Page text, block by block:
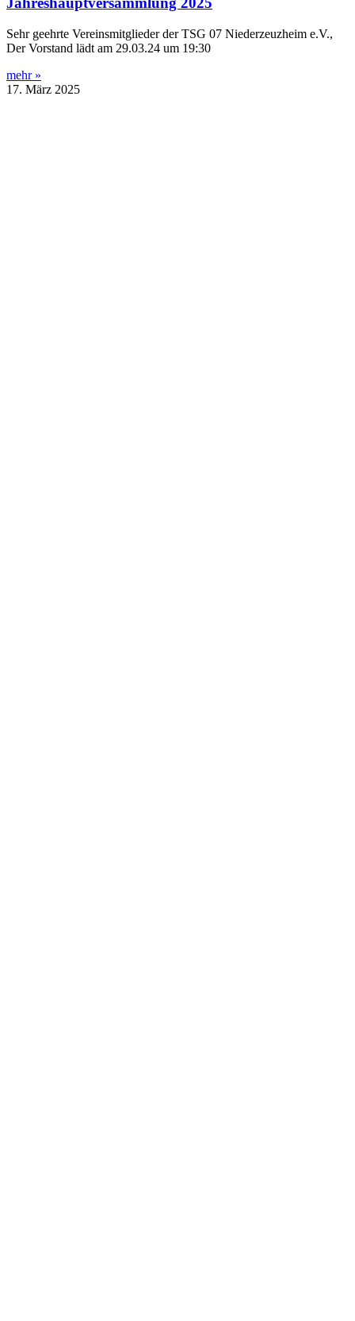
Sehr geehrte Vereinsmitglieder der TSG 07 Niederzeuzheim e.V.,
Der Vorstand lädt am 29.03.24 um 19:30
mehr »
17. März 2025